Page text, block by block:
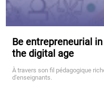
Be entrepreneurial
the digital age
À travers son fil pédagogique
d'enseignants.